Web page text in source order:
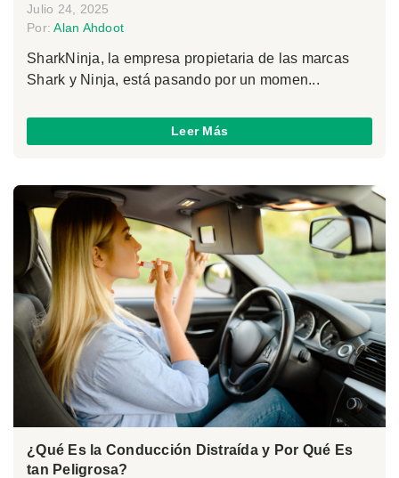
Julio 24, 2025
Por:Alan Ahdoot
SharkNinja, la empresa propietaria de las marcas
Shark y Ninja, está pasando por un momen...
Leer Más
¿Qué Es la Conducción Distraída y Por Qué Es
tan Peligrosa?